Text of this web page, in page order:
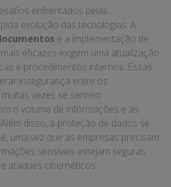
enfrentados pelas
evolução das tecnologias. A
e a implementação de
eficazes exigem uma atualização
e procedimentos internos. Essas
insegurança entre os
vezes se sentem
o volume de informações e as
disso, a proteção de dados se
uma vez que as empresas precisam
sensíveis estejam seguras
ataques cibernéticos.